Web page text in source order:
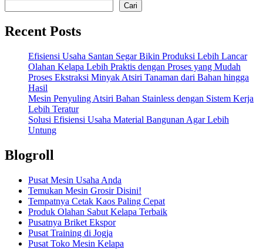
Cari
Recent Posts
Efisiensi Usaha Santan Segar Bikin Produksi Lebih Lancar
Olahan Kelapa Lebih Praktis dengan Proses yang Mudah
Proses Ekstraksi Minyak Atsiri Tanaman dari Bahan hingga
Hasil
Mesin Penyuling Atsiri Bahan Stainless dengan Sistem Kerja
Lebih Teratur
Solusi Efisiensi Usaha Material Bangunan Agar Lebih
Untung
Blogroll
Pusat Mesin Usaha Anda
Temukan Mesin Grosir Disini!
Tempatnya Cetak Kaos Paling Cepat
Produk Olahan Sabut Kelapa Terbaik
Pusatnya Briket Ekspor
Pusat Training di Jogja
Pusat Toko Mesin Kelapa